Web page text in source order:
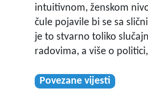
intuitivnom, ženskom
čule pojavile bi se sa
je to stvarno toliko
radovima, a više o
Povezane vijesti